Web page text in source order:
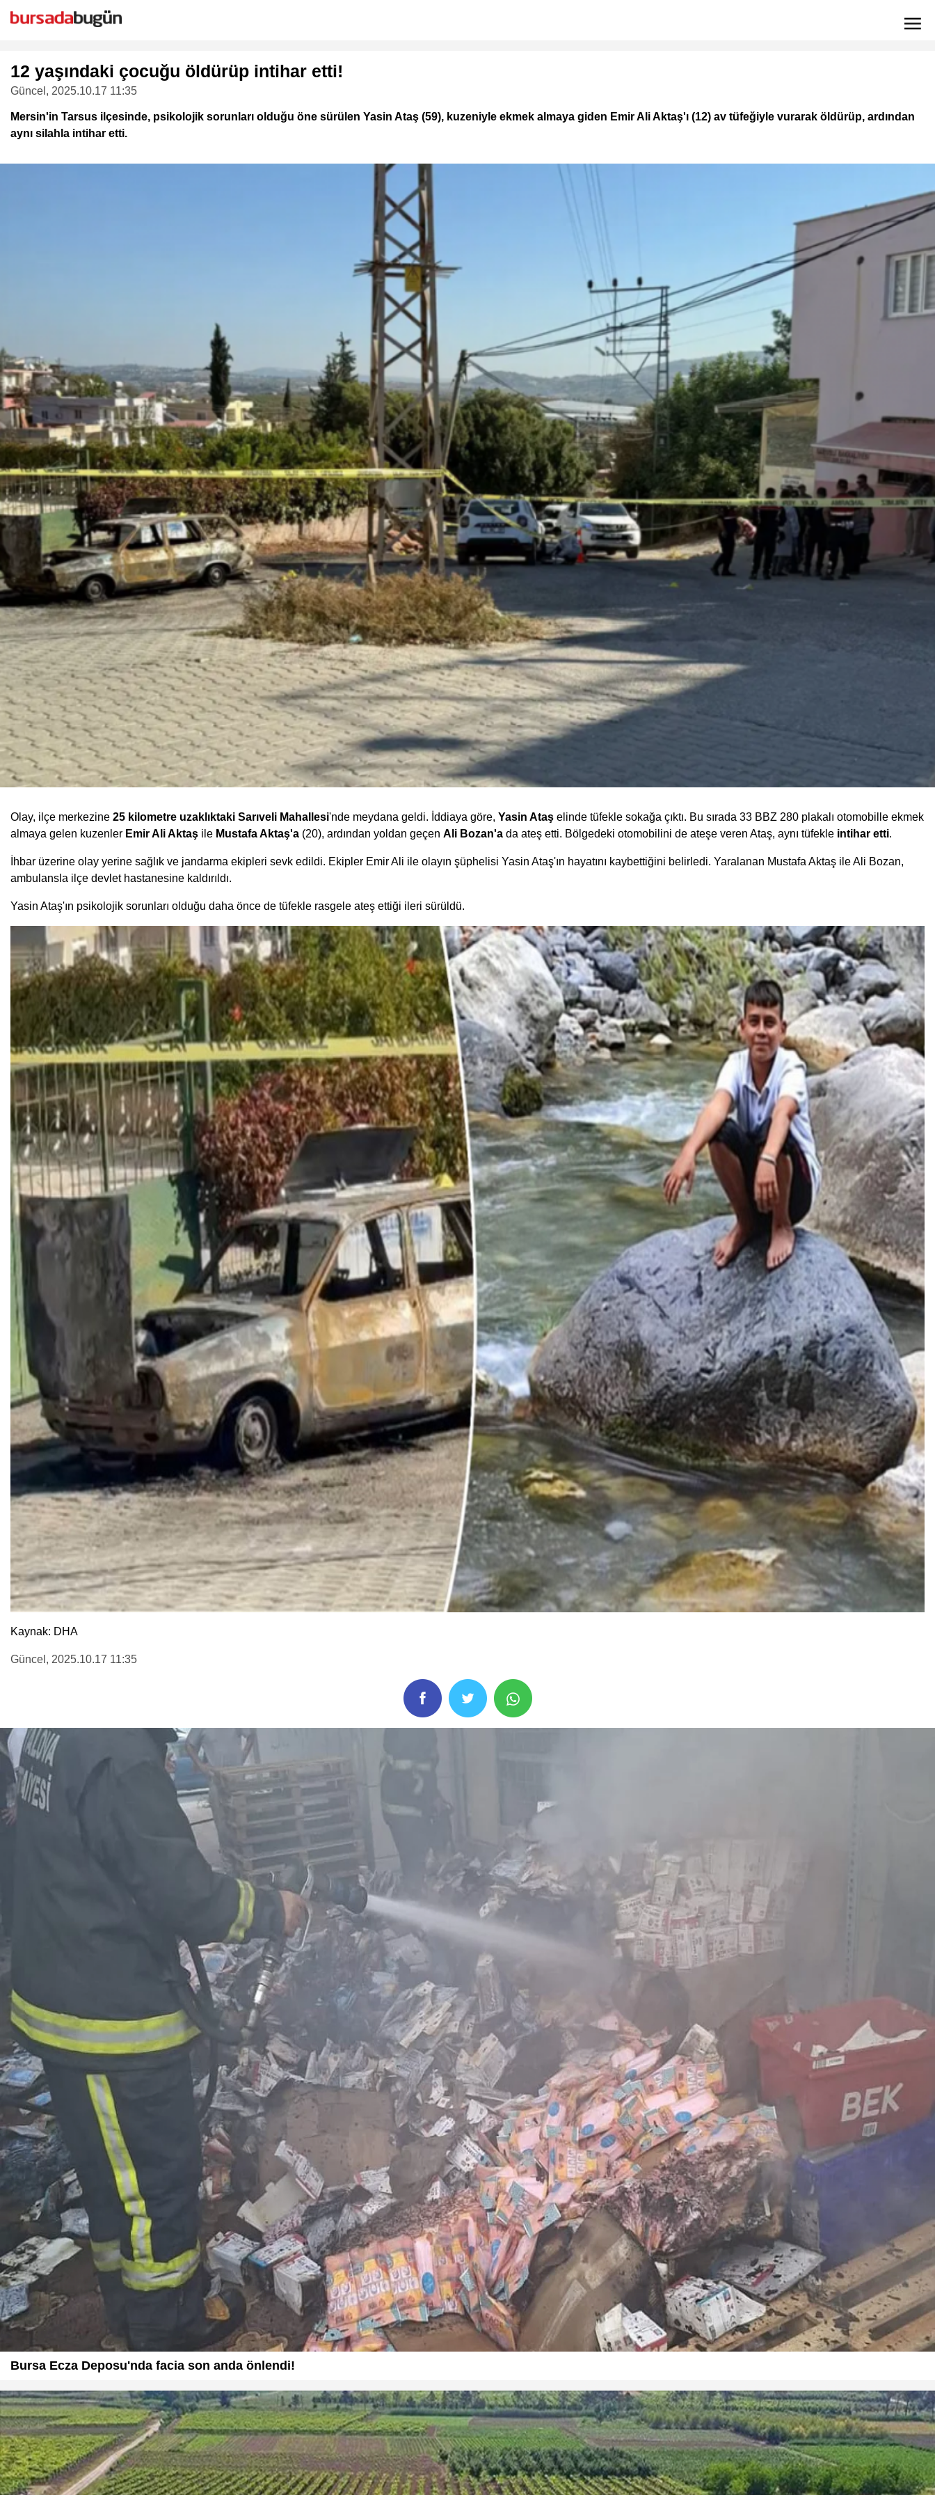
12 yaşındaki çocuğu öldürüp intihar etti!
Güncel , 2025.10.17 11:35
Mersin'in Tarsus ilçesinde, psikolojik sorunları olduğu öne sürülen Yasin Ataş (59), kuzeniyle ekmek almaya giden Emir Ali Aktaş'ı (12) av tüfeğiyle vurarak öldürüp, ardından
aynı silahla intihar etti.
Olay, ilçe merkezine 25 kilometre uzaklıktaki Sarıveli Mahallesi'nde meydana geldi. İddiaya göre, Yasin Ataş elinde tüfekle sokağa çıktı. Bu sırada 33 BBZ 280 plakalı otomobille ekmek
almaya gelen kuzenler Emir Ali Aktaş ile Mustafa Aktaş'a (20), ardından yoldan geçen Ali Bozan'a da ateş etti. Bölgedeki otomobilini de ateşe veren Ataş, aynı tüfekle intihar etti.
İhbar üzerine olay yerine sağlık ve jandarma ekipleri sevk edildi. Ekipler Emir Ali ile olayın şüphelisi Yasin Ataş'ın hayatını kaybettiğini belirledi. Yaralanan Mustafa Aktaş ile Ali Bozan,
ambulansla ilçe devlet hastanesine kaldırıldı.
Yasin Ataş'ın psikolojik sorunları olduğu daha önce de tüfekle rasgele ateş ettiği ileri sürüldü.
Kaynak: DHA
Güncel , 2025.10.17 11:35
Bursa Ecza Deposu'nda facia son anda önlendi!